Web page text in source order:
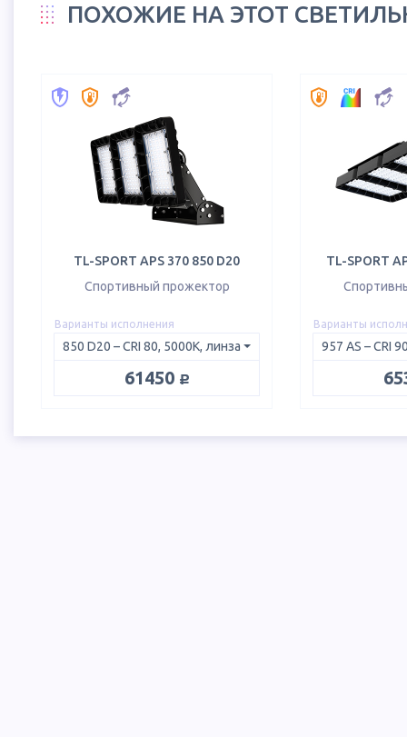
ПОХОЖИЕ НА ЭТОТ
TL-SPORT APS 370 850 D20
Спортивный прожектор
Варианты исполнения
61450 руб.
TL-SPORT
Варианты